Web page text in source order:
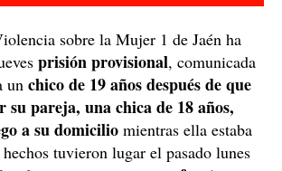
sobre la Mujer 1 de Jaén ha
prisión provisional, comunicada
un chico de 19 años después de que
pareja, una chica de 18 años,
a su domicilio mientras ella estaba
tuvieron lugar el pasado lunes